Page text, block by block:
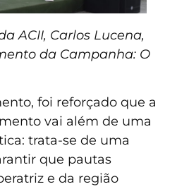
ACII, Carlos Lucena,
da Campanha: O
foi reforçado que a
vai além de uma
trata-se de uma
que pautas
e da região